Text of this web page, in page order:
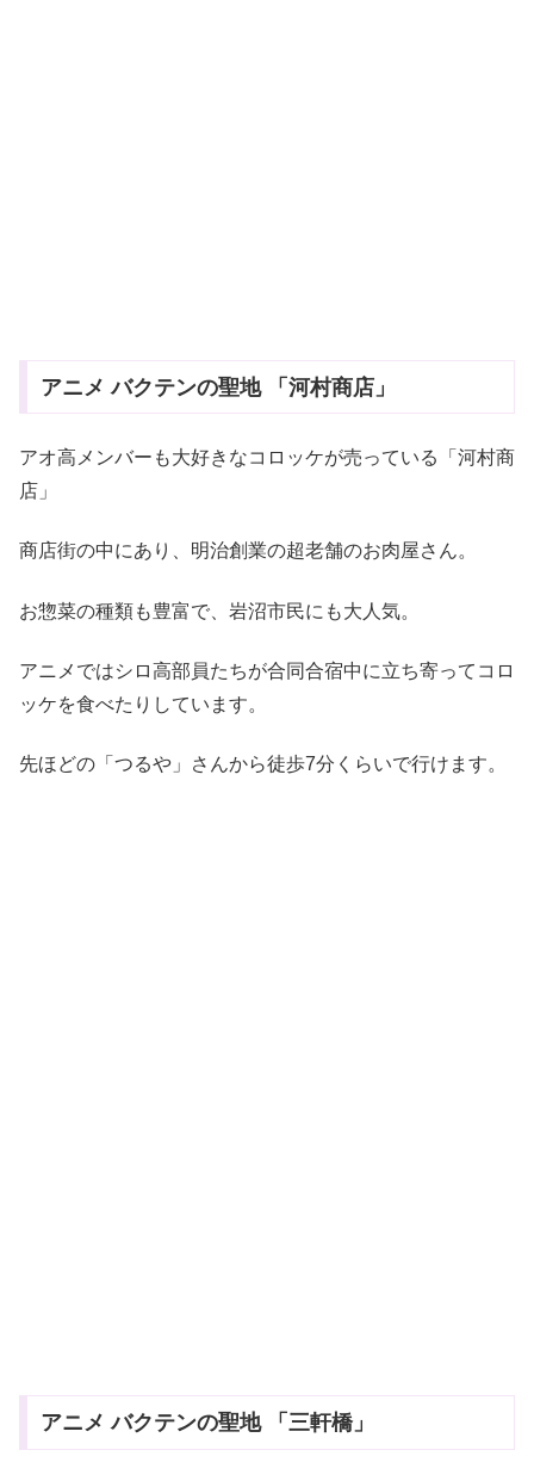
アニメ バクテンの聖地 「河村商店」
アオ高メンバーも大好きなコロッケが売っている「河村商
店」
商店街の中にあり、明治創業の超老舗のお肉屋さん。
お惣菜の種類も豊富で、岩沼市民にも大人気。
アニメではシロ高部員たちが合同合宿中に立ち寄ってコロ
ッケを食べたりしています。
先ほどの「つるや」さんから徒歩7分くらいで行けます。
アニメ バクテンの聖地 「三軒橋」